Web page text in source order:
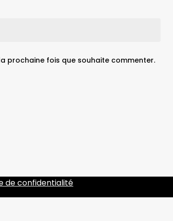
prochaine fois que souhaite commenter.
de confidentialité